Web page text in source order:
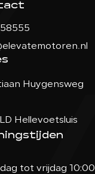
Huygensweg
Hellevoetsluis
tot vrijdag 10:00